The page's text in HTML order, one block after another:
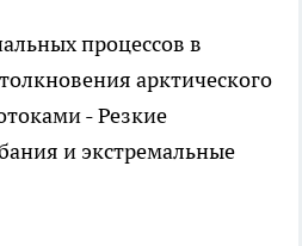
процессов в
арктического
- Резкие
и экстремальные